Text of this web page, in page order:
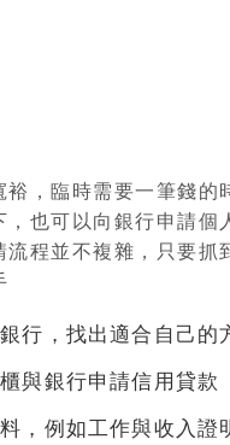
，臨時需要一筆錢的
也可以向銀行申請個
流程並不複雜，只要抓
行，找出適合自己的
與銀行申請信用貸款
，例如工作與收入證